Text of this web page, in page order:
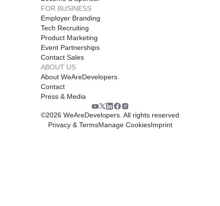
FOR BUSINESS
Employer Branding
Tech Recruiting
Product Marketing
Event Partnerships
Contact Sales
ABOUT US
About WeAreDevelopers
Contact
Press & Media
©2026 WeAreDevelopers. All rights reserved
Privacy & TermsManage CookiesImprint